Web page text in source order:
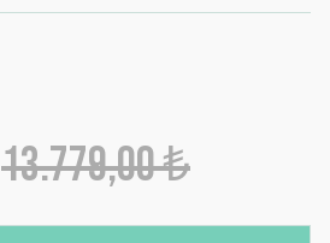
13.779,00 ₺